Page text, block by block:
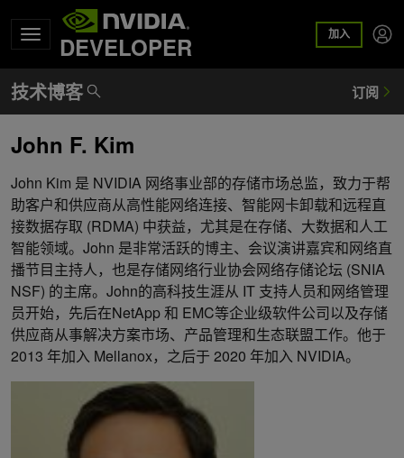
DEVELOPER 加入
John F. Kim
John Kim 是 NVIDIA 网络事业部的存储市场总监，致力于帮
助客户和供应商从高性能网络连接、智能网卡卸载和远程直
接数据存取 (RDMA) 中获益，尤其是在存储、大数据和人工
智能领域。John 是非常活跃的博主、会议演讲嘉宾和网络直
播节目主持人，也是存储网络行业协会网络存储论坛 (SNIA
NSF) 的主席。John的高科技生涯从 IT 支持人员和网络管理
员开始，先后在NetApp 和 EMC等企业级软件公司以及存储
供应商从事解决方案市场、产品管理和生态联盟工作。他于
2013 年加入 Mellanox，之后于 2020 年加入 NVIDIA。